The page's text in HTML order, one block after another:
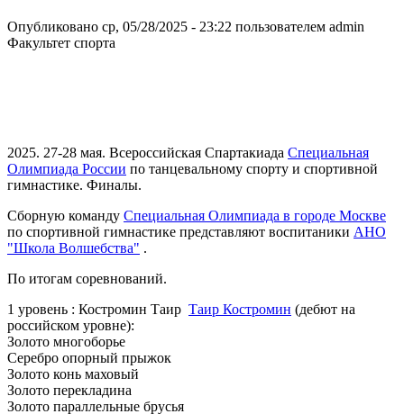
Опубликовано ср, 05/28/2025 - 23:22 пользователем admin
Факультет спорта
2025. 27-28 мая. Всероссийская Спартакиада Специальная
Олимпиада России по танцевальному спорту и спортивной
гимнастике. Финалы.
Сборную команду Специальная Олимпиада в городе Москве
по спортивной гимнастике представляют воспитаники АНО
"Школа Волшебства" .
По итогам соревнований.
1 уровень : Костромин Таир Таир Костромин (дебют на
российском уровне):
Золото многоборье
Серебро опорный прыжок
Золото конь маховый
Золото перекладина
Золото параллельные брусья